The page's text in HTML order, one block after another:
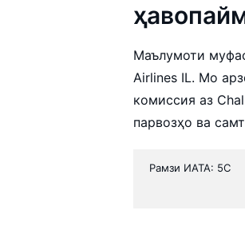
Маълумоти
Airlines IL. Мо
комиссия аз
парвозҳо ва
Рамзи ИАТА: 5C